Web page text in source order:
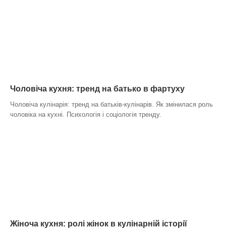
Чоловіча кухня: тренд на батько в фартуху
Чоловіча кулінарія: тренд на батьків-кулінарів. Як змінилася роль
чоловіка на кухні. Психологія і соціологія тренду.
Жіноча кухня: ролі жінок в кулінарній історії